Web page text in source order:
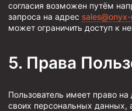
Муфта ОТТГ 245
Муфта ОТТГ 178
Муфта БТС 324
Муфта БТС 178
согласия возможен путём
запроса на адрес
может ограничить доступ к
Права
Пользователь имеет право
своих персональных данных,